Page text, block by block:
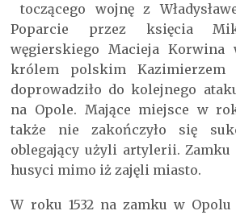
toczącego wojnę z
Poparcie przez księcia
węgierskiego Macieja
królem polskim Kazimierzem
doprowadziło do kolejnego
na Opole. Mające miejsce w
także nie zakończyło się
oblegający użyli artylerii.
husyci mimo iż zajęli miasto.
W roku 1532 na zamku w